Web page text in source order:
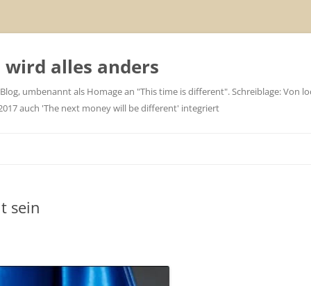
wird alles anders
umbenannt als Homage an "This time is different". Schreiblage: Von
auch 'The next money will be different' integriert
sein